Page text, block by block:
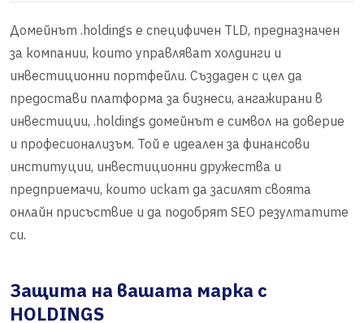
Домейнът .holdings е специфичен TLD, предназначен
за компании, които управляват холдинги и
инвестиционни портфейли. Създаден с цел да
предостави платформа за бизнеси, ангажирани в
инвестиции, .holdings домейнът е символ на доверие
и професионализъм. Той е идеален за финансови
институции, инвестиционни дружества и
предприемачи, които искат да засилят своята
онлайн присъствие и да подобрят SEO резултатите
си.
Защита на вашата марка с
HOLDINGS